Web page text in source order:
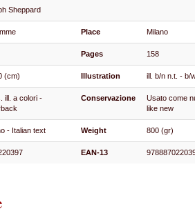
Sheppard
Place Milano
Pages 158
(cm) Illustration ill. b/n n.t. - b/
ill. a colori -
Conservazione
Usato come
like new
- Italian text Weight 800 (gr)
EAN-13